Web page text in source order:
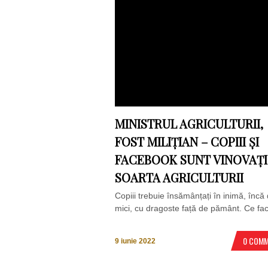
MINISTRUL AGRICULTURII,
FOST MILIȚIAN – COPIII ȘI
FACEBOOK SUNT
SOARTA AGRICULTURII
Copiii trebuie însămânțați în inimă, încă
mici, cu dragoste față de pământ. Ce
9 iunie 2022 0